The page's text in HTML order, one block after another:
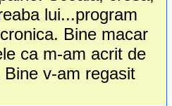
lui...program
Bine macar
ca m-am acrit de
v-am regasit